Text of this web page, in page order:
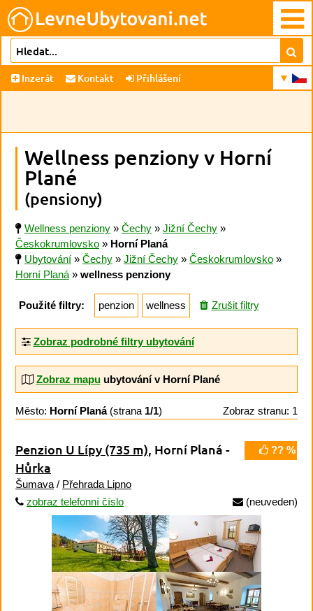
Inzerát Kontakt Přihlášení
Wellness penziony v Horní
Plané
(pensiony)
Wellness penziony » Čechy » Jižní Čechy »
Českokrumlovsko » Horní Planá
Ubytování » Čechy » Jižní Čechy » Českokrumlovsko »
Horní Planá » wellness penziony
Použité filtry: penzion wellness Zrušit filtry
Zobraz podrobné filtry ubytování
Zobraz mapuubytování v Horní Plané
Město: Horní Planá(strana 1/1) Zobraz stranu: 1
?? %
Penzion U Lípy (735 m), Horní Planá -
Hůrka
Šumava / Přehrada Lipno
zobraz telefonní číslo
(neuveden)